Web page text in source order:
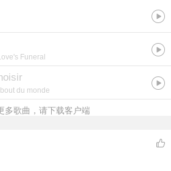
Funeral
du monde
多歌曲，请下载客户端